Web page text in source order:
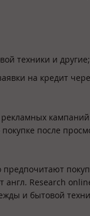
техники и другие;
на кредит
после
англ. Research
и бытовой